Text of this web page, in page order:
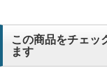
この商品をチェッ
ます